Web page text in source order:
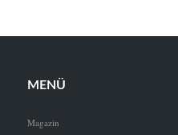
MENÜ
Magazin